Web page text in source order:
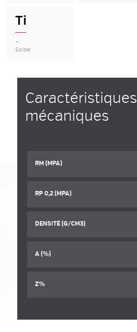
Ti
—
Solde
Caractéristiques
mécaniques
RM (MPA)
RP 0,2 (MPA)
DENSITÉ (G/CM3)
A (%)
Z%